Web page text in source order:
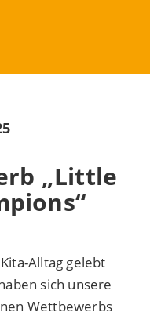
„Little
Alltag gelebt
sich unsere
Wettbewerbs